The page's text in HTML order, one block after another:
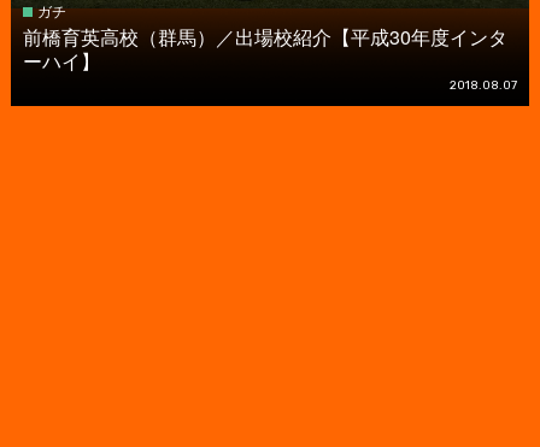
ガチ
前橋育英高校（群馬）／出場校紹介【平成30年度インタ
ーハイ】
2018.08.07